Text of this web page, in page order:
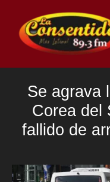
contenido
Se agrava
Corea del
fallido de